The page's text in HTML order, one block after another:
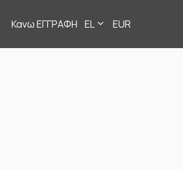
Κανω ΕΓΓΡΑΦΗ EL EUR